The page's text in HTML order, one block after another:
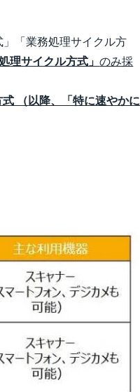
「業務処理サイクル方
理サイクル方式」のみ採
（以降、「特に速やかに